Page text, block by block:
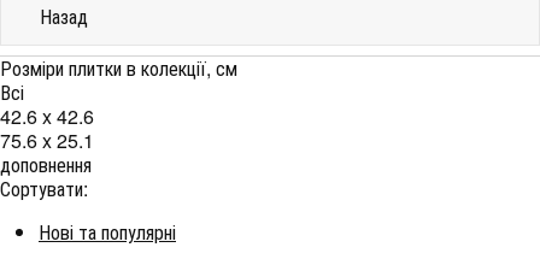
Назад
Розміри плитки в колекції, см
Всі
42.6 x 42.6
75.6 x 25.1
доповнення
Сортувати:
Нові та популярні